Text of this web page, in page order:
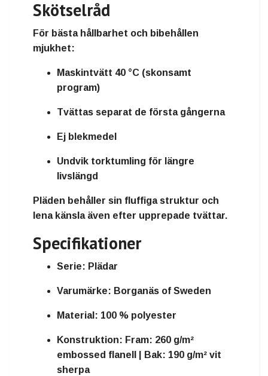
Skötselråd
För bästa hållbarhet och bibehållen
mjukhet:
Maskintvätt 40 °C (skonsamt
program)
Tvättas separat de första gångerna
Ej blekmedel
Undvik torktumling för längre
livslängd
Pläden behåller sin fluffiga struktur och
lena känsla även efter upprepade tvättar.
Specifikationer
Serie: Plädar
Varumärke: Borganäs of Sweden
Material: 100 % polyester
Konstruktion: Fram: 260 g/m²
embossed flanell | Bak: 190 g/m² vit
sherpa